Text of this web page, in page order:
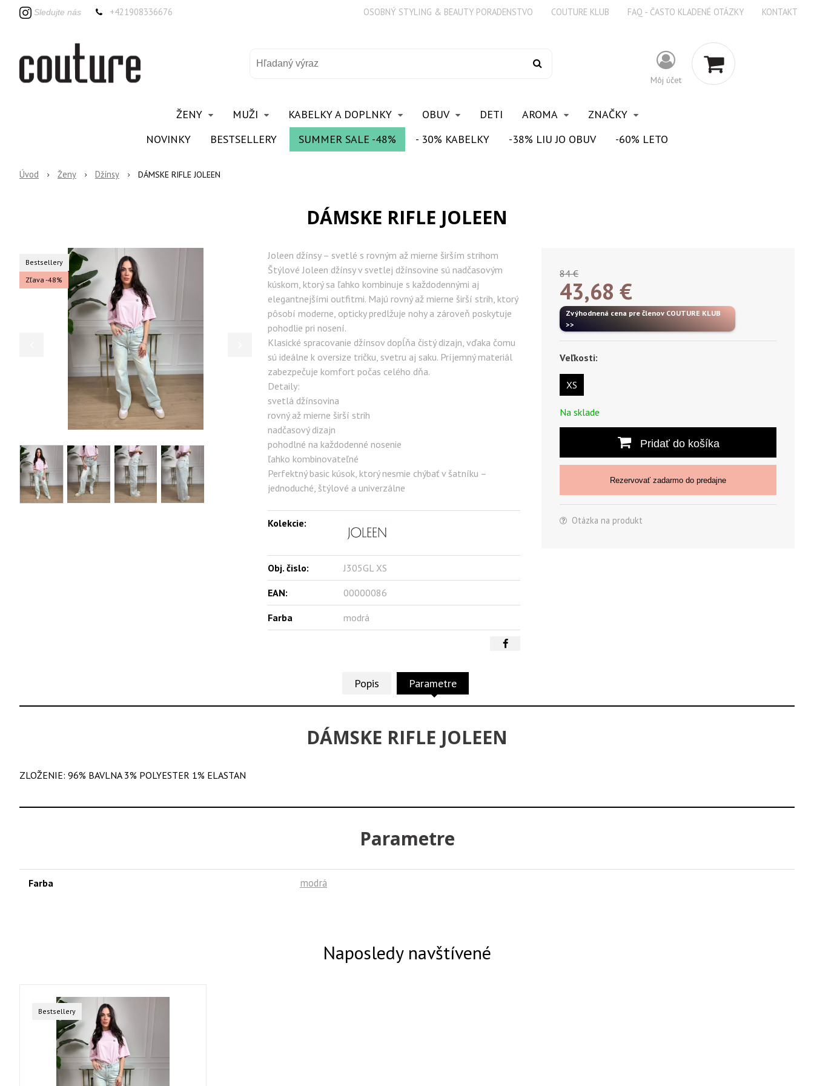
Sledujte nás +421908336676 OSOBNÝ STYLING & BEAUTY PORADENSTVO COUTURE KLUB FAQ - ČASTO KLADENÉ OTÁZKY KONTAKT
Môj účet
ŽENY MUŽI KABELKY A DOPLNKY OBUV DETI AROMA
ZNAČKY
NOVINKY
BESTSELLERY SUMMER SALE -48% - 30% KABELKY -38% LIU JO OBUV -60% LETO
Úvod Ženy Džínsy DÁMSKE RIFLE JOLEEN
DÁMSKE RIFLE JOLEEN
Bestsellery
Zľava -48%
84 €
43,68 €
Zvýhodnená cena pre členov COUTURE KLUB
>>
Veľkosti:
XS
Na sklade
Pridať do košíka
Rezervovať zadarmo do predajne
Otázka na produkt
Joleen džínsy – svetlé s rovným až mierne širším strihom
Štýlové Joleen džínsy v svetlej džínsovine sú nadčasovým
kúskom, ktorý sa ľahko kombinuje s každodennými aj
elegantnejšími outfitmi. Majú rovný až mierne širší strih, ktorý
pôsobí moderne, opticky predlžuje nohy a zároveň poskytuje
pohodlie pri nosení.
Klasické spracovanie džínsov dopĺňa čistý dizajn, vďaka čomu
sú ideálne k oversize tričku, svetru aj saku. Príjemný materiál
zabezpečuje komfort počas celého dňa.
Detaily:
svetlá džínsovina
rovný až mierne širší strih
nadčasový dizajn
pohodlné na každodenné nosenie
ľahko kombinovateľné
Perfektný basic kúsok, ktorý nesmie chýbať v šatníku –
jednoduché, štýlové a univerzálne
Kolekcie:
Obj. čislo: J305GL XS
EAN: 00000086
Farba modrá
Popis Parametre
DÁMSKE RIFLE JOLEEN
ZLOŽENIE: 96% BAVLNA 3% POLYESTER 1% ELASTAN
Parametre
Farba modrá
Naposledy navštívené
Bestsellery